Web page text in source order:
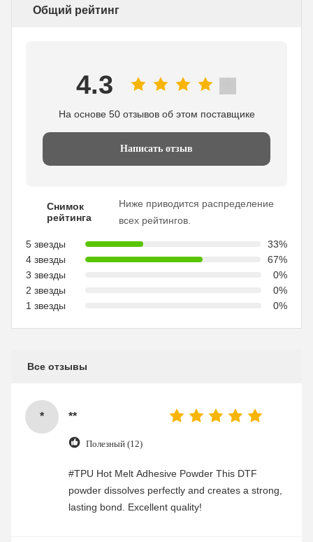
Общий рейтинг
4.3
На основе 50 отзывов об этом поставщике
Написать отзыв
Снимок
рейтинга
Ниже приводится распределение
всех рейтингов.
5 звезды
33%
4 звезды
67%
3 звезды
0%
2 звезды
0%
1 звезды
0%
Все отзывы
* **
Полезный (12)
#TPU Hot Melt Adhesive Powder This DTF
powder dissolves perfectly and creates a strong,
lasting bond. Excellent quality!